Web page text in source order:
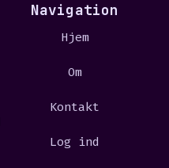
Navigation
Hjem
Om
Kontakt
Log ind